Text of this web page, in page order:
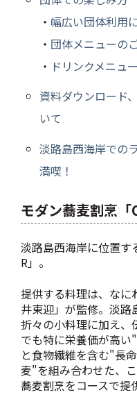
・ 幅広い団体利用
・ 団体メニューの
・ ドリンクメニュー
資料ダウンロード
いて
淡路島西海岸での
満喫！
モダン蕎麦割烹
淡路島西海岸に位置す
R」。
提供する料理は、なに
井東迎」が監修。淡路
折々の小料理に加え、
でも特に栄養価が高
と食物繊維を含む"長
麦"を組み合わせた、
蕎麦割烹をコースで提